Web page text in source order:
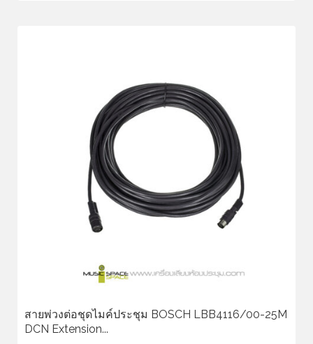
สายพ่วงต่อชุดไมค์ประชุม BOSCH LBB4116/00-25M
DCN Extension...